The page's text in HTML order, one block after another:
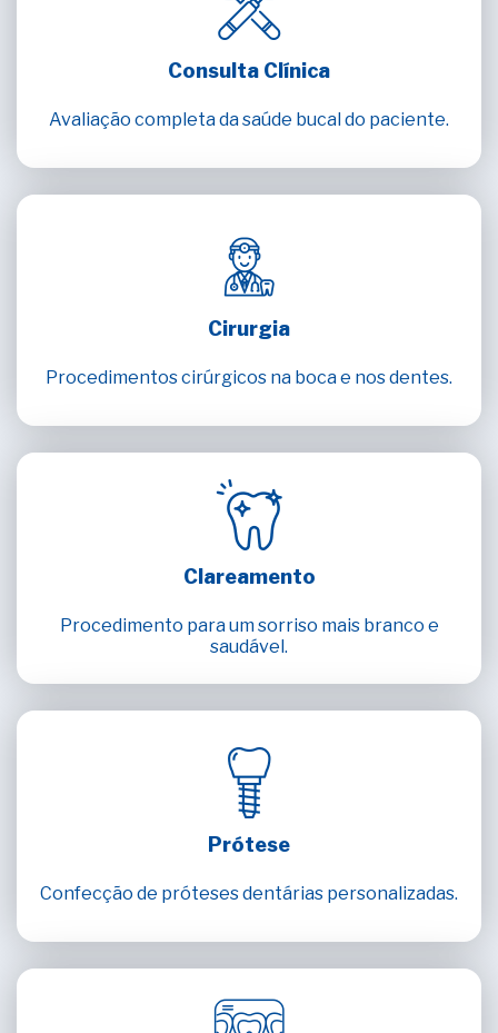
Consulta Clínica
Avaliação completa da saúde bucal do paciente.
Cirurgia
Procedimentos cirúrgicos na boca e nos dentes.
Clareamento
Procedimento para um sorriso mais branco e
saudável.
Prótese
Confecção de próteses dentárias personalizadas.